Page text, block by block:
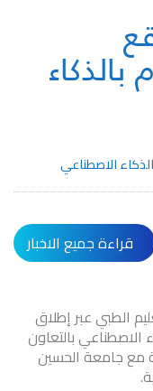
الاصطناعي
قراءة جميع الاخبار
الطبي عبر إطلاق
الاصطناعي بالتعاون
مع جامعة الحسين